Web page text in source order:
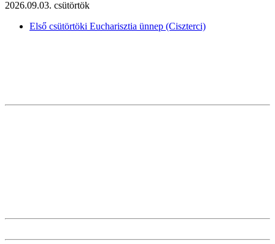
2026.09.03. csütörtök
Első csütörtöki Eucharisztia ünnep (Ciszterci)